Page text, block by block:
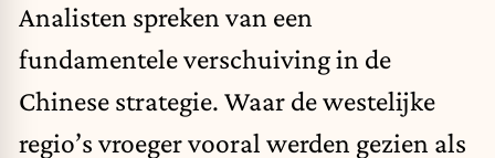
Analisten spreken van een
fundamentele verschuiving in de
Chinese strategie. Waar de westelijke
regio’s vroeger vooral werden gezien als